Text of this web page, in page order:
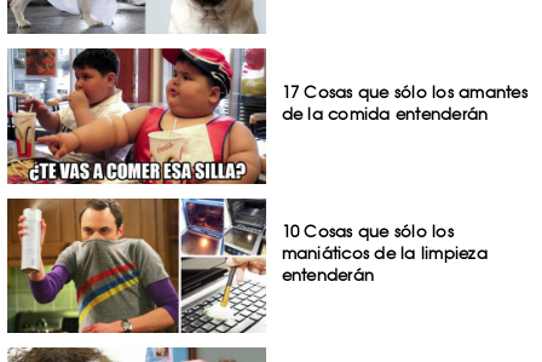
17 Cosas que sólo los amantes
de la comida entenderán
10 Cosas que sólo los
maniáticos de la limpieza
entenderán